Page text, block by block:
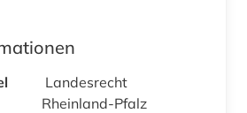
Landesrecht
Rheinland-Pfalz